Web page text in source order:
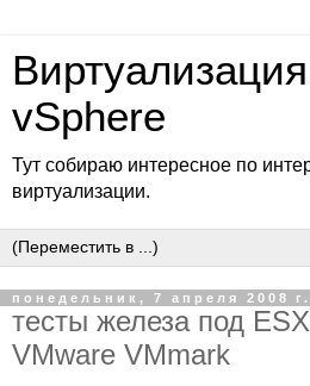
vSphere
Тут собираю интересное по
виртуализации.
понедельник, 7 апреля 2008 г.
тесты железа под
VMware VMmark